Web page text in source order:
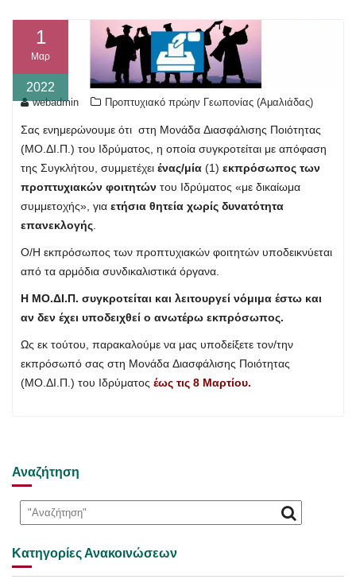
1
Μαρ
2022
webadmin Προπτυχιακό πρώην Γεωπονίας (Αμαλιάδας)
Σας ενημερώνουμε ότι στη Μονάδα Διασφάλισης Ποιότητας
(ΜΟ.ΔΙ.Π.) του Ιδρύματος, η οποία συγκροτείται με απόφαση
της Συγκλήτου, συμμετέχει ένας/μία (1) εκπρόσωπος των
προπτυχιακών φοιτητών του Ιδρύματος «με δικαίωμα
συμμετοχής», για ετήσια θητεία χωρίς δυνατότητα
επανεκλογής
Ο/Η εκπρόσωπος των προπτυχιακών φοιτητών υποδεικνύεται
από τα αρμόδια συνδικαλιστικά όργανα.
Η ΜΟ.ΔΙ.Π. συγκροτείται και λειτουργεί νόμιμα έστω και
αν δεν έχει υποδειχθεί ο ανωτέρω εκπρόσωπος.
Ως εκ τούτου, παρακαλούμε να μας υποδείξετε τον/την
εκπρόσωπό σας στη Μονάδα Διασφάλισης Ποιότητας
(ΜΟ.ΔΙ.Π.) του Ιδρύματος έως τις 8 Μαρτίου.
Αναζήτηση
Κατηγορίες Ανακοινώσεων